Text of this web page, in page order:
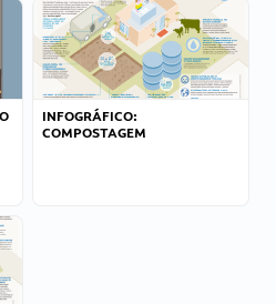
INFOGRÁFICO:
COMPOSTAGEM